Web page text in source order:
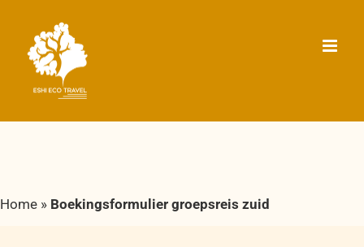
inhoud
Home » Boekingsformulier groepsreis zuid